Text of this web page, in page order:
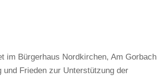
im Bürgerhaus Nordkirchen, Am Gorbach
Frieden zur Unterstützung der